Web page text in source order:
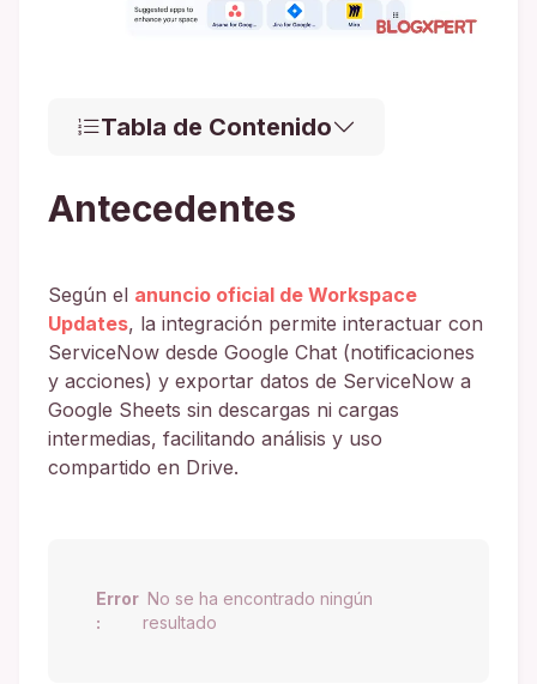
Tabla de Contenido
Antecedentes
Según el anuncio oficial de Workspace
Updates, la integración permite interactuar con
ServiceNow desde Google Chat (notificaciones
y acciones) y exportar datos de ServiceNow a
Google Sheets sin descargas ni cargas
intermedias, facilitando análisis y uso
compartido en Drive.
Error
:
No se ha encontrado ningún
resultado